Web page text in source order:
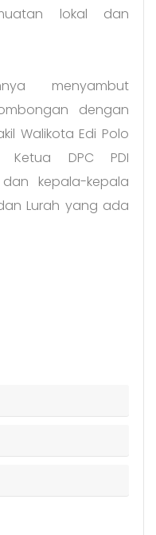
lokal dan
menyambut
dengan
Walikota Edi Polo
Ketua DPC PDI
kepala-kepala
Lurah yang ada